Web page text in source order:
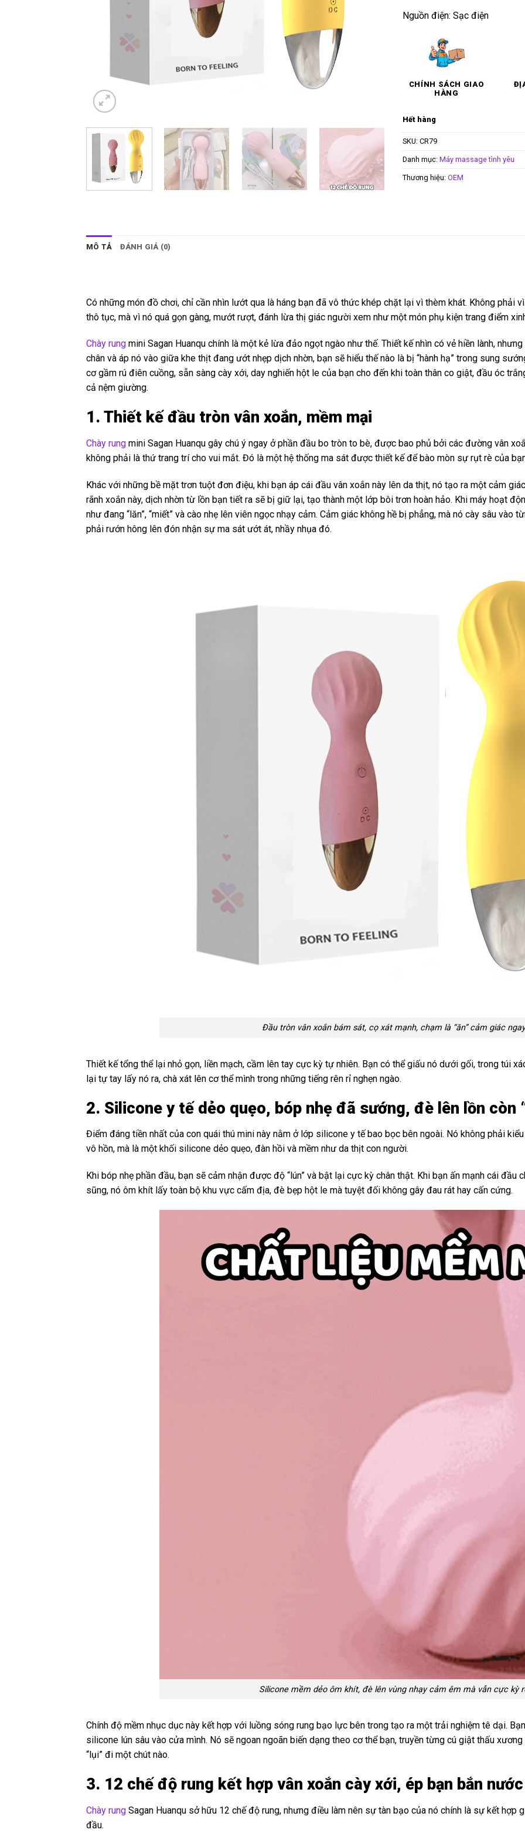
Nguồn điện: Sạc điện
CHÍNH SÁCH GIAO
HÀNG
Hết hàng
SKU: CR79
Danh mục: Máy massage tình yêu
Thương hiệu: OEM
MÔ TẢ ĐÁNH GIÁ (0)
Có những món đồ chơi, chỉ cần nhìn lướt qua là háng bạn đã vô thức khép chặt lại vì thèm khát. Không phải
thô tục, mà vì nó quá gọn gàng, mướt rượt, đánh lừa thị giác người xem như một món phụ kiện trang điểm
Chày rung mini Sagan Huanqu chính là một kẻ lừa đảo ngọt ngào như thế. Thiết kế nhìn có vẻ hiền lành,
chân và áp nó vào giữa khe thịt đang ướt nhẹp dịch nhờn, bạn sẽ hiểu thế nào là bị “hành hạ” trong sung
cơ gầm rú điên cuồng, sẵn sàng cày xới, day nghiến hột le của bạn cho đến khi toàn thân co giật, đầu óc
cả nệm giường.
1. Thiết kế đầu tròn vân xoắn, mềm mại
Chày rung mini Sagan Huanqu gây chú ý ngay ở phần đầu bo tròn to bè, được bao phủ bởi các đường vân
không phải là thứ trang trí cho vui mắt. Đó là một hệ thống ma sát được thiết kế để bào mòn sự rụt rè của
Khác với những bề mặt trơn tuột đơn điệu, khi bạn áp cái đầu vân xoắn này lên da thịt, nó tạo ra một cảm
rãnh xoắn này, dịch nhờn từ lồn bạn tiết ra sẽ bị giữ lại, tạo thành một lớp bôi trơn hoàn hảo. Khi máy hoạt
như đang “lăn”, “miết” và cào nhẹ lên viên ngọc nhạy cảm. Cảm giác không hề bị phẳng, mà nó cày sâu vào
phải rướn hông lên đón nhận sự ma sát ướt át, nhầy nhụa đó.
Đầu tròn vân xoắn bám sát, cọ xát mạnh, chạm là “ăn” cảm giác ngay
Thiết kế tổng thể lại nhỏ gọn, liền mạch, cầm lên tay cực kỳ tự nhiên. Bạn có thể giấu nó dưới gối, trong túi
lại tự tay lấy nó ra, chà xát lên cơ thể mình trong những tiếng rên rỉ nghẹn ngào.
2. Silicone y tế dẻo quẹo, bóp nhẹ đã sướng, đè lên lồn còn
Điểm đáng tiền nhất của con quái thú mini này nằm ở lớp silicone y tế bao bọc bên ngoài. Nó không phải
vô hồn, mà là một khối silicone dẻo quẹo, đàn hồi và mềm như da thịt con người.
Khi bóp nhẹ phần đầu, bạn sẽ cảm nhận được độ “lún” và bật lại cực kỳ chân thật. Khi bạn ấn mạnh cái
sũng, nó ôm khít lấy toàn bộ khu vực cấm địa, đè bẹp hột le mà tuyệt đối không gây đau rát hay cấn cứng.
Silicone mềm dẻo ôm khít, đè lên vùng nhạy cảm êm mà vẫn cực kỳ
Chính độ mềm nhục dục này kết hợp với luồng sóng rung bạo lực bên trong tạo ra một trải nghiệm tê dại.
silicone lún sâu vào cửa mình. Nó sẽ ngoan ngoãn biến dạng theo cơ thể bạn, truyền từng cú giật thấu
“lụi” đi một chút nào.
3. 12 chế độ rung kết hợp vân xoắn cày xới, ép bạn bắn
Chày rung Sagan Huanqu sở hữu 12 chế độ rung, nhưng điều làm nên sự tàn bạo của nó chính là sự kết hợp
đầu.